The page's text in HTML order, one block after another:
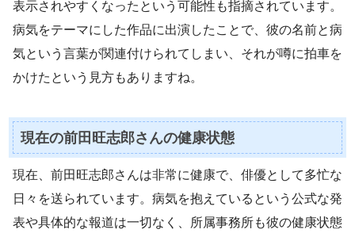
表示されやすくなったという可能性も指摘されています。
病気をテーマにした作品に出演したことで、彼の名前と病
気という言葉が関連付けられてしまい、それが噂に拍車を
かけたという見方もありますね。
現在の前田旺志郎さんの健康状態
現在、前田旺志郎さんは非常に健康で、俳優として多忙な
日々を送られています。病気を抱えているという公式な発
表や具体的な報道は一切なく、所属事務所も彼の健康状態